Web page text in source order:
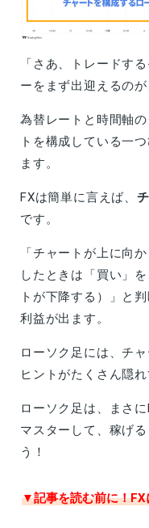
「さあ、トレードす
ーをまず出迎えるの
為替レートと時間軸
トを構成している一
ます。
FXは簡単に言えば、
です。
「チャートが上に向
したときは「買い」
トが下降する）」と
利益が出ます。
ローソク足には、チ
ヒントがたくさん隠れ
ローソク足は、まさ
マスターして、稼げ
う！
▼記事を読む前に！FX